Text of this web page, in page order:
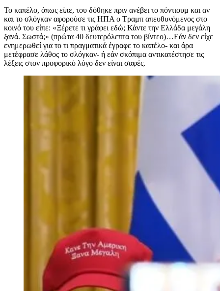
Το καπέλο, όπως είπε, του δόθηκε πριν ανέβει το πόντιουμ και αν
και το σλόγκαν αφορούσε τις ΗΠΑ ο Τραμπ απευθυνόμενος στο
κοινό του είπε: «Ξέρετε τι γράφει εδώ; Κάντε την Ελλάδα μεγάλη
ξανά. Σωστά;» (πρώτα 40 δευτερόλεπτα του βίντεο)…Εάν δεν είχε
ενημερωθεί για το τι πραγματικά έγραφε το καπέλο- και άρα
μετέφρασε λάθος το σλόγκαν- ή εάν σκόπιμα αντικατέστησε τις
λέξεις στον προφορικό λόγο δεν είναι σαφές.